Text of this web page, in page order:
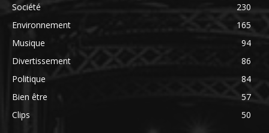
Société
230
Environnement
165
Musique
94
Divertissement
86
Politique
84
Bien être
57
Clips
50